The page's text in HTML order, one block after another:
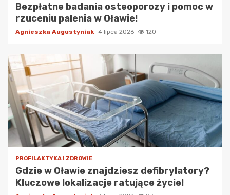
Bezpłatne badania osteoporozy i pomoc w
rzuceniu palenia w Oławie!
Agnieszka Augustyniak 4 lipca 2026 120
PROFILAKTYKA I ZDROWIE
Gdzie w Oławie znajdziesz defibrylatory?
Kluczowe lokalizacje ratujące życie!